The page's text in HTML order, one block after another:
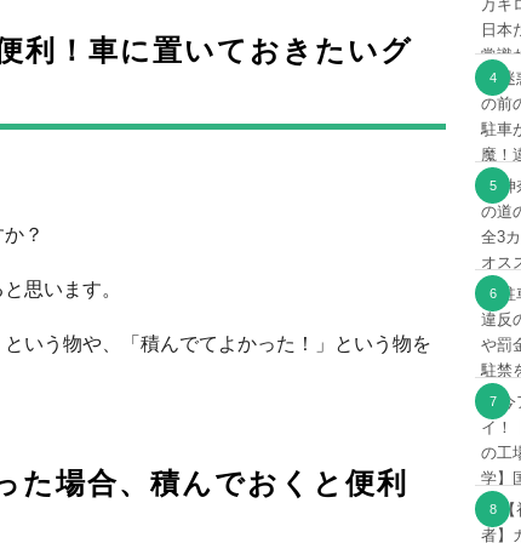
利！車に置いておきたいグ
？
思います。
いう物や、「積んでてよかった！」という物を
た場合、積んでおくと便利